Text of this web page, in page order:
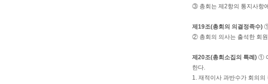
③ 총회는 제2항의 통지사항
제19조(총회의 의결정족수)
② 총회의 의사는 출석한 회
제20조(총회소집의 특례) ①
한다.
1. 재적이사 과반수가 회의